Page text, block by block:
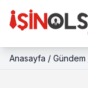
Anasayfa / Gündem